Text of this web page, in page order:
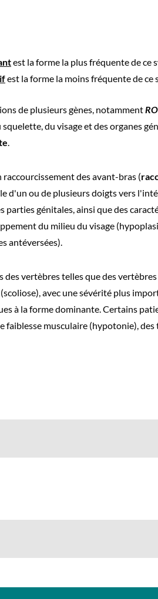
est la forme la plus fréquente de ce
est la forme la moins fréquente de ce
de plusieurs gènes, notamment
du visage et des organes
.
des avant-bras (
d'un ou de plusieurs doigts vers
parties génitales, ainsi que des
du milieu du visage
antéversées).
vertèbres telles que des
avec une sévérité plus
à la forme dominante. Certains
faiblesse musculaire (hypotonie),